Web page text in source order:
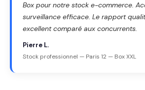
Box pour notre stock e-commerce.
surveillance efficace. Le rapport
excellent comparé aux concurrents.
Pierre L.
Stock professionnel — Paris 12 — Box XXL